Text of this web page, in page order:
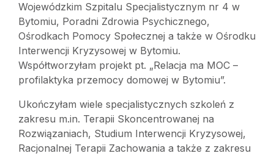
Wojewódzkim Szpitalu Specjalistycznym nr 4 w
Bytomiu, Poradni Zdrowia Psychicznego,
Ośrodkach Pomocy Społecznej a także w Ośrodku
Interwencji Kryzysowej w Bytomiu.
Współtworzyłam projekt pt. „Relacja ma MOC –
profilaktyka przemocy domowej w Bytomiu”.
Ukończyłam wiele specjalistycznych szkoleń z
zakresu m.in. Terapii Skoncentrowanej na
Rozwiązaniach, Studium Interwencji Kryzysowej,
Racjonalnej Terapii Zachowania a także z zakresu